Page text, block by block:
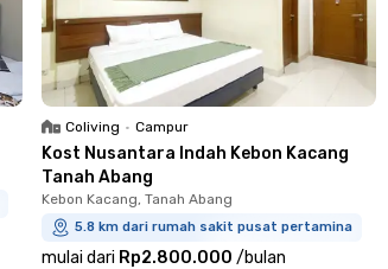
Coliving • Campur
Kost Nusantara Indah Kebon Kacang
Tanah Abang
Kebon Kacang, Tanah Abang
5.8 km dari rumah sakit pusat pertamina
mulai dari Rp2.800.000 /bulan